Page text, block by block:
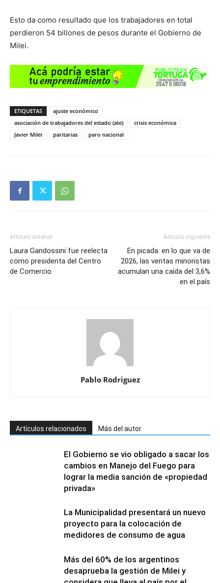
Esto da como resultado que los trabajadores en total
perdieron 54 billones de pesos durante el Gobierno de
Milei.
ETIQUETAS
ajuste económico
asociación de trabajadores del estado (ate)
crisis económica
Javier Milei
paritarias paro nacional
Artículo anterior
Laura Gandossini fue reelecta
como presidenta del Centro
de Comercio
Artículo siguiente
En picada: en lo que va de
2026, las ventas minoristas
acumulan una caída del 3,6%
en el país
Pablo Rodriguez
Artículos relacionados Más del autor
El Gobierno se vio obligado a sacar los
cambios en Manejo del Fuego para
lograr la media sanción de «propiedad
privada»
La Municipalidad presentará un nuevo
proyecto para la colocación de
medidores de consumo de agua
Más del 60% de los argentinos
desaprueba la gestión de Milei y